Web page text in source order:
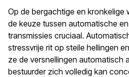
Op de bergachtige en kronkelige
de keuze tussen automatische
transmissies cruciaal.
stressvrije rit op steile hellingen
ze de versnellingen automatisch
bestuurder zich volledig kan